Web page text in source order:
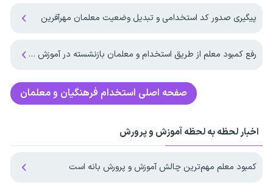
پیگیری صدور کد استخدامی و تبدیل وضعیت معلمان مهرآفرین
رفع کمبود معلم از طریق استخدام و معلمان بازنشسته در آموزش و پرورش
صفحه اصلی استخدام فرهنگیان و معلمان
اخبار لحظه به لحظه آموزش و پرورش
کمبود معلم مهم‌ترین چالش آموزش و پرورش بانه است